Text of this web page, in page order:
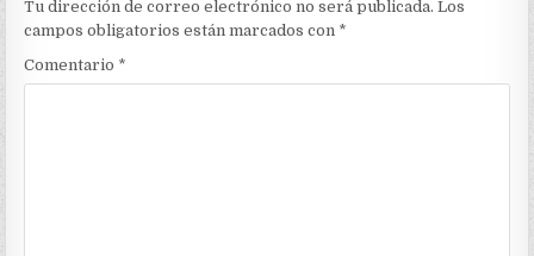
Tu dirección de correo electrónico no será publicada. Los
campos obligatorios están marcados con *
Comentario *